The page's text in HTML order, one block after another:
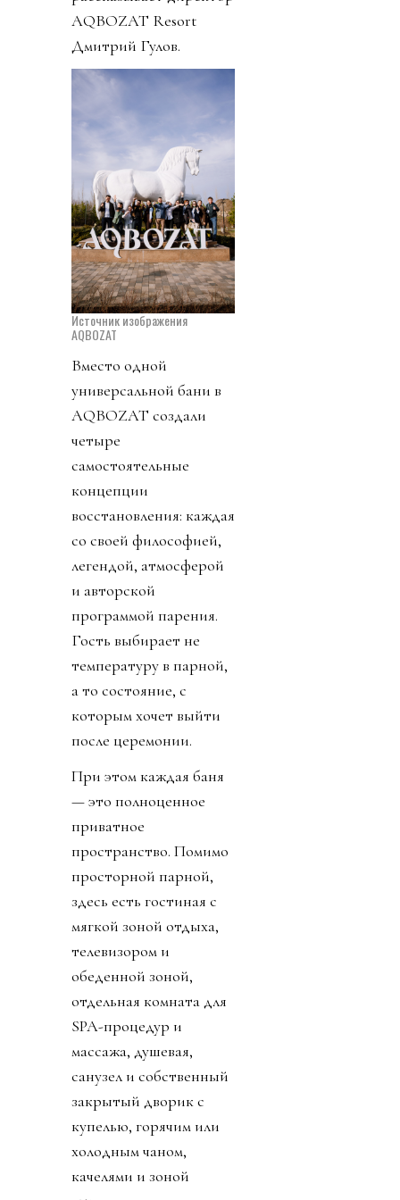
AQBOZAT Resort
Дмитрий Гулов.
Источник изображения
AQBOZAT
Вместо одной
универсальной бани в
AQBOZAT создали
четыре
самостоятельные
концепции
восстановления: каждая
со своей философией,
легендой, атмосферой
и авторской
программой парения.
Гость выбирает не
температуру в парной,
а то состояние, с
которым хочет выйти
после церемонии.
При этом каждая баня
— это полноценное
приватное
пространство. Помимо
просторной парной,
здесь есть гостиная с
мягкой зоной отдыха,
телевизором и
обеденной зоной,
отдельная комната для
SPA-процедур и
массажа, душевая,
санузел и собственный
закрытый дворик с
купелью, горячим или
холодным чаном,
качелями и зоной